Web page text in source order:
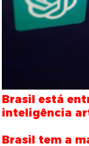
Brasil está
inteligência
Brasil tem a